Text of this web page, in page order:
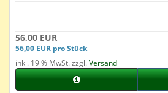
56,00 EUR
56,00 EUR pro Stück
inkl. 19 % MwSt. zzgl.Versand